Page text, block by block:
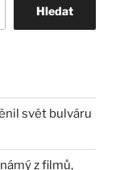
Hledat
svět bulváru
z filmů,